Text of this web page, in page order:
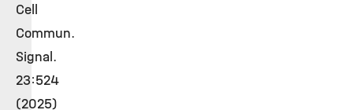
Cell
Commun.
Signal.
23:524
(2025)